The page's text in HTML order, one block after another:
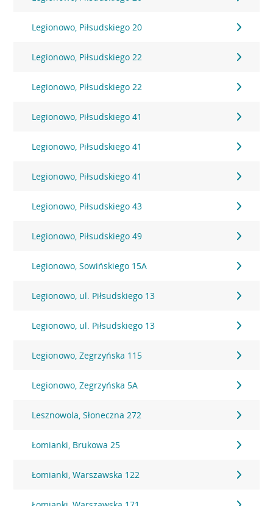
Legionowo, Piłsudskiego 20
Legionowo, Piłsudskiego 22
Legionowo, Piłsudskiego 22
Legionowo, Piłsudskiego 41
Legionowo, Piłsudskiego 41
Legionowo, Piłsudskiego 41
Legionowo, Piłsudskiego 43
Legionowo, Piłsudskiego 49
Legionowo, Sowińskiego 15A
Legionowo, ul. Piłsudskiego 13
Legionowo, ul. Piłsudskiego 13
Legionowo, Zegrzyńska 115
Legionowo, Zegrzyńska 5A
Lesznowola, Słoneczna 272
Łomianki, Brukowa 25
Łomianki, Warszawska 122